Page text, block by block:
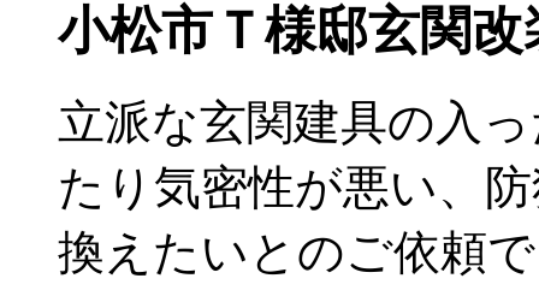
小松市Ｔ様邸玄関改
立派な玄関建具の入
たり気密性が悪い、
換えたいとのご依頼